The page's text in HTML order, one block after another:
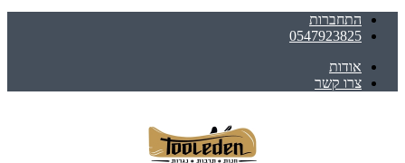
התחברות
0547923825
אודות
צרו קשר